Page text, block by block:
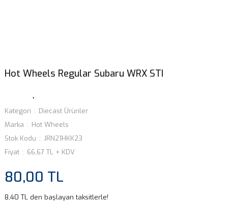
Hot Wheels Regular Subaru WRX STI
Kategori
Diecast Ürünler
Marka
Hot Wheels
Stok Kodu
JRN21HKK23
Fiyat
66,67 TL + KDV
80,00 TL
8,40 TL den başlayan taksitlerle!